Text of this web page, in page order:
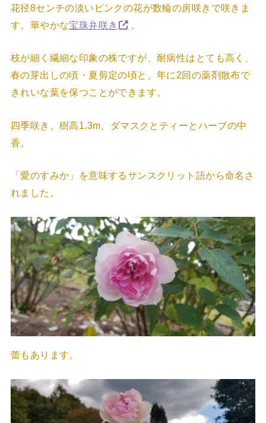
花径8センチの淡いピンクの花が数輪の房咲きで咲きま
す。華やかな宝珠弁咲き 。
枝が細く繊細な印象の株ですが、耐病性はとても高く、
春の芽出しの頃・夏剪定の頃と、年に2回の薬剤散布で
きれいな葉を保つことができます。
四季咲き。樹高1.3m、ダマスクとティーとハーブの中
香。
「愛のすみか」を意味するサンスクリット語から命名さ
れました。
蕾もあります。